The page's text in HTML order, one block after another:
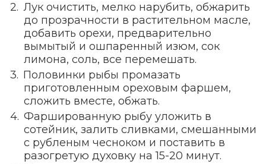
Лук очистить, мелко нарубить, обжарить
до прозрачности в растительном масле,
добавить орехи, предварительно
вымытый и ошпаренный изюм, сок
лимона, соль, все перемешать.
Половинки рыбы промазать
приготовленным ореховым фаршем,
сложить вместе, обжать.
Фаршированную рыбу уложить в
сотейник, залить сливками, смешанными
с рубленым чесноком и поставить в
разогретую духовку на 15-20 минут.